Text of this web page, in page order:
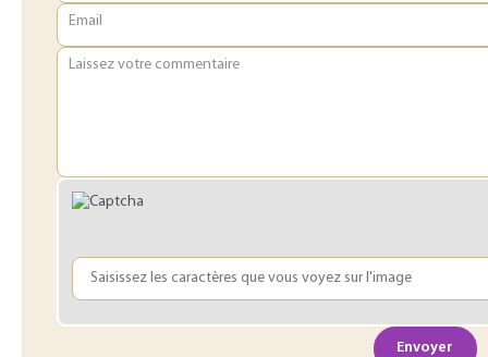
Email
Laissez votre commentaire
Envoyer